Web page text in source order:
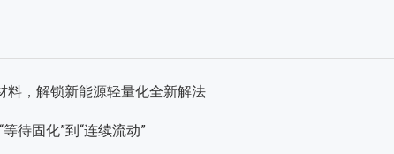
料，解锁新能源轻量化全新解法
待固化”到“连续流动”